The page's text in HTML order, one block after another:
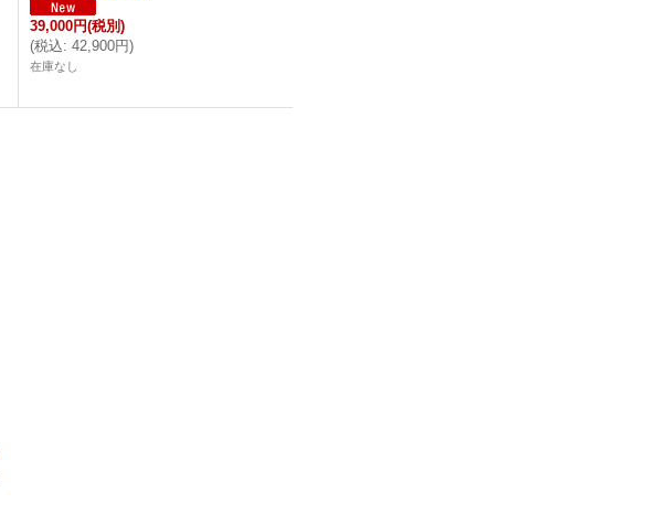
39,000円(税別)
(税込: 42,900円)
在庫なし